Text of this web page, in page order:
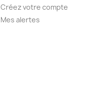
Créez votre compte
Mes alertes